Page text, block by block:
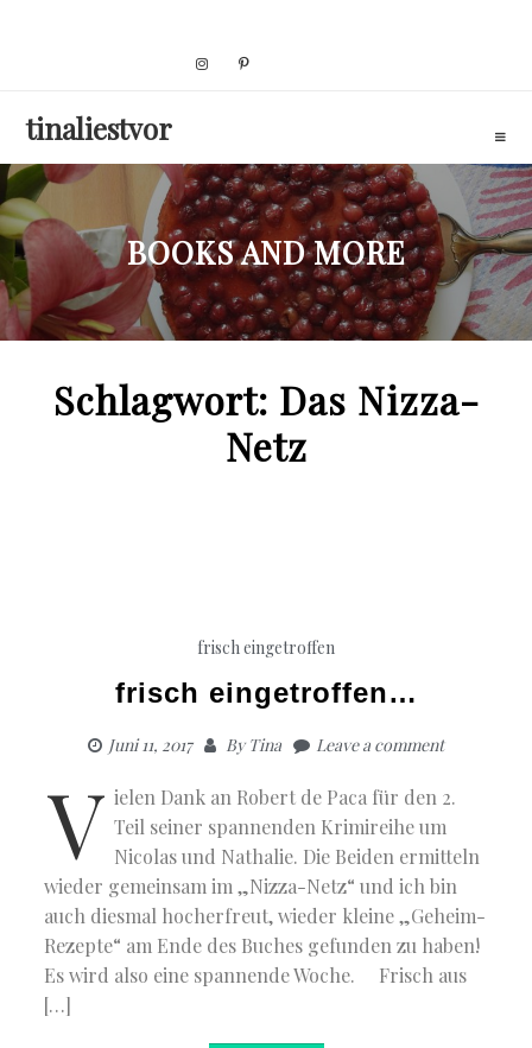
tinaliestvor
BOOKS AND MORE
Schlagwort: Das Nizza-
Netz
frisch eingetroffen
frisch eingetroffen…
Juni 11, 2017 ByTina Leave a comment
V ielen Dank an Robert de Paca für den 2.
Teil seiner spannenden Krimireihe um
Nicolas und Nathalie. Die Beiden ermitteln
wieder gemeinsam im „Nizza-Netz“ und ich bin
auch diesmal hocherfreut, wieder kleine „Geheim-
Rezepte“ am Ende des Buches gefunden zu haben!
Es wird also eine spannende Woche. Frisch aus
[…]